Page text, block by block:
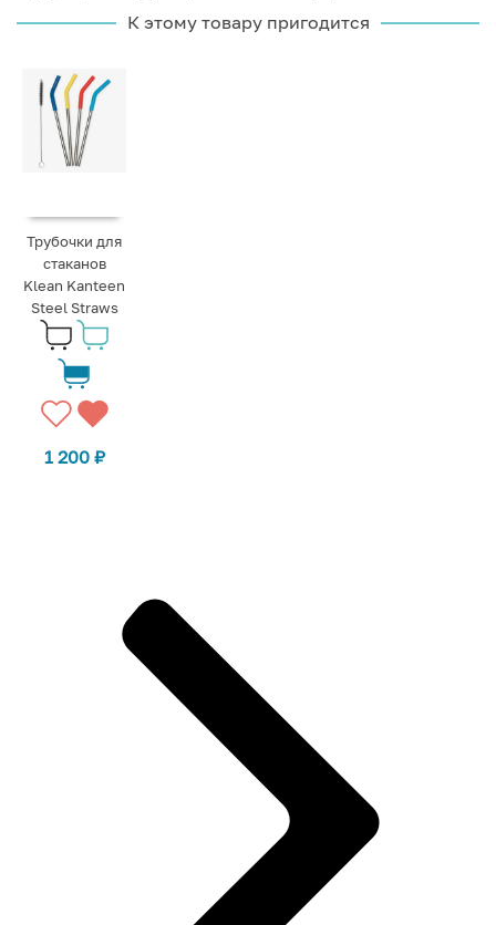
К этому товару пригодится
Трубочки для
стаканов
Klean Kanteen
Steel Straws
1 200 ₽